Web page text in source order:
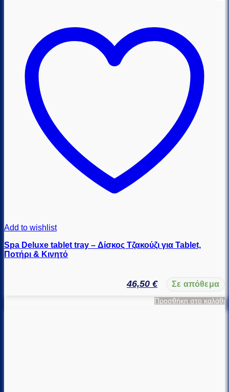
Add to wishlist
Spa Deluxe tablet tray – Δίσκος Τζακούζι για Tablet,
Ποτήρι & Κινητό
46,50 € Σε απόθεμα
Προσθήκη στο καλάθι